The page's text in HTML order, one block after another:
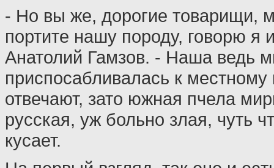
- Но вы же, дорогие товарищи,
портите нашу породу, говорю я
Анатолий Гамзов. - Наша ведь
приспосабливалась к местному
отвечают, зато южная пчела
русская, уж больно злая, чуть
кусает.